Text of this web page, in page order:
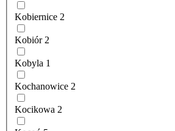
Kobiernice 2
Kobiór 2
Kobyla 1
Kochanowice 2
Kocikowa 2